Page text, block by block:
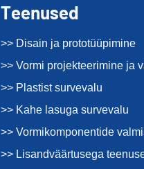
Teenused
>> Disain ja prototüüpimine
>> Vormi projekteerimine ja
>> Plastist survevalu
>> Kahe lasuga survevalu
>> Vormikomponentide
>> Lisandväärtusega